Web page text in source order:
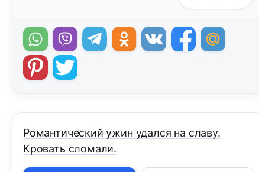
Романтический ужин удался на славу.
Кровать сломали.